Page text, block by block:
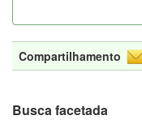
Compartilhamento
Busca facetada